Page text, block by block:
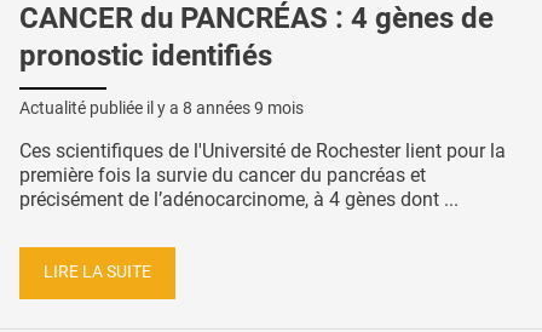
CANCER du PANCRÉAS : 4 gènes de
pronostic identifiés
Actualité publiée il y a 8 années 9 mois
Ces scientifiques de l'Université de Rochester lient pour la
première fois la survie du cancer du pancréas et
précisément de l’adénocarcinome, à 4 gènes dont ...
LIRE LA SUITE